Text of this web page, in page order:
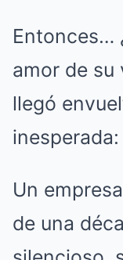
Entonces…
amor de su
llegó
inesperada:
Un
de una